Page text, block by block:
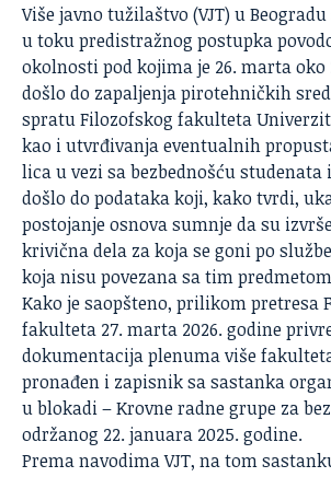
Više javno tužilaštvo (VJT) u
u toku predistražnog postupka
okolnosti pod kojima je 26. marta oko
došlo do zapaljenja pirotehničkih
spratu Filozofskog fakulteta
kao i utvrđivanja eventualnih
lica u vezi sa bezbednošću studenata
došlo do podataka koji, kako tvrdi,
postojanje osnova sumnje da su
krivična dela za koja se goni po
koja nisu povezana sa tim
Kako je saopšteno, prilikom pretresa
fakulteta 27. marta 2026. godine
dokumentacija plenuma više
pronađen i zapisnik sa sastanka
u blokadi – Krovne radne grupe za
održanog 22. januara 2025. godine.
Prema navodima VJT, na tom